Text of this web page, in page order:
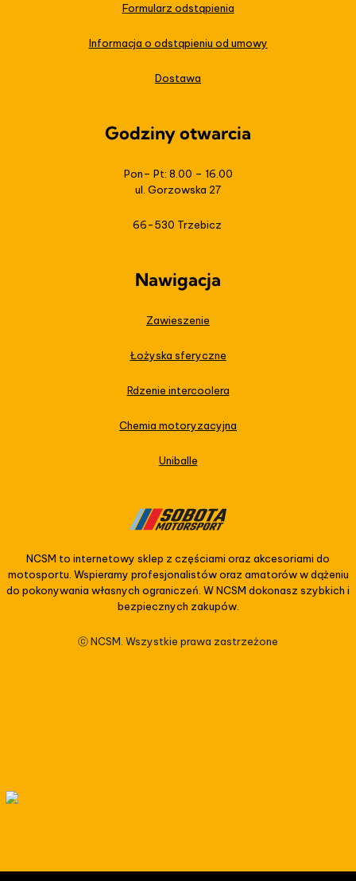
Formularz odstąpienia
Informacja o odstąpieniu od umowy
Dostawa
Godziny otwarcia
Pon– Pt: 8.00 – 16.00
ul. Gorzowska 27
66-530 Trzebicz
Nawigacja
Zawieszenie
Łożyska sferyczne
Rdzenie intercoolera
Chemia motoryzacyjna
Uniballe
NCSM to internetowy sklep z częściami oraz akcesoriami do
motosportu. Wspieramy profesjonalistów oraz amatorów w dążeniu
do pokonywania własnych ograniczeń. W NCSM dokonasz szybkich i
bezpiecznych zakupów.
ⓒ NCSM. Wszystkie prawa zastrzeżone